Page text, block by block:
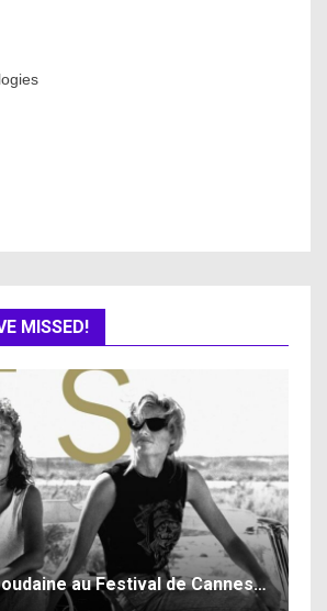
MISSED!
au Festival de Cannes…